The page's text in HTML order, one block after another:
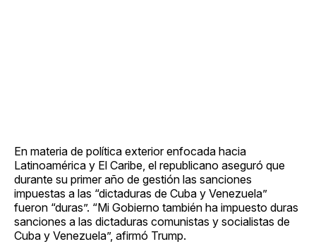
En materia de política exterior enfocada hacia
Latinoamérica y El Caribe, el republicano aseguró que
durante su primer año de gestión las sanciones
impuestas a las “dictaduras de Cuba y Venezuela”
fueron “duras”. “Mi Gobierno también ha impuesto duras
sanciones a las dictaduras comunistas y socialistas de
Cuba y Venezuela”, afirmó Trump.